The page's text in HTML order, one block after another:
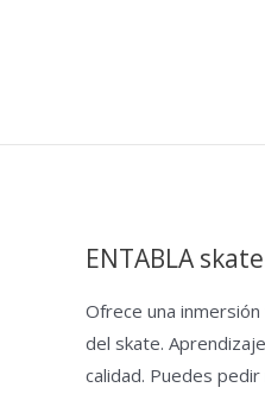
ENTABLA
Ofrece una
del skate.
calidad. Puedes